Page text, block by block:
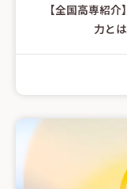
【全国高専紹
力と